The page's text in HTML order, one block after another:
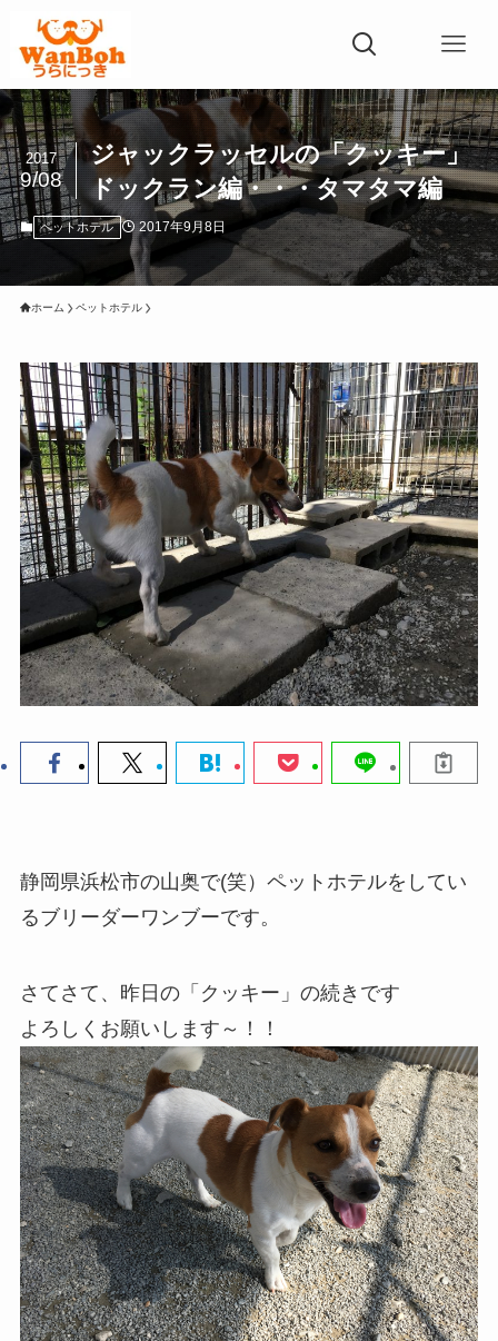
ジャックラッセルの「クッキー」
ドックラン編・・・タマタマ編
2017
9/08
ペットホテル 2017年9月8日
ホーム ペットホテル
静岡県浜松市の山奥で(笑）ペットホテルをしてい
るブリーダーワンブーです。
さてさて、昨日の「クッキー」の続きです
よろしくお願いします～！！